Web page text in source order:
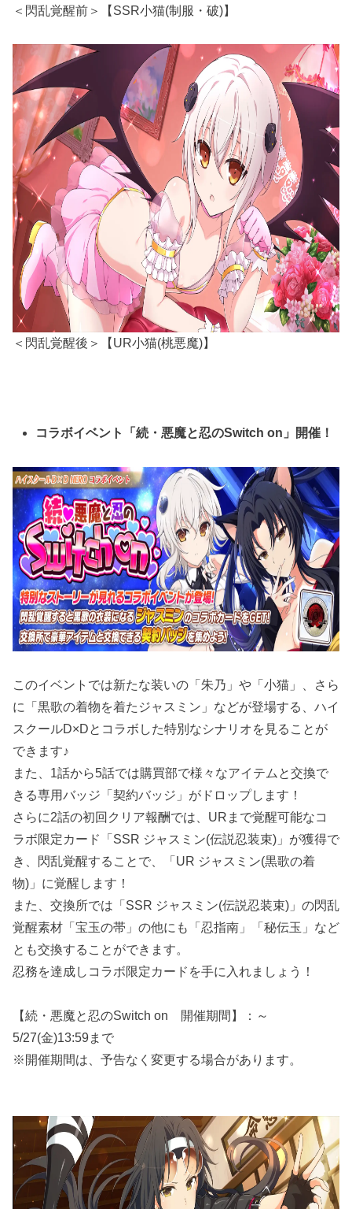
＜閃乱覚醒前＞【SSR小猫(制服・破)】
＜閃乱覚醒後＞【UR小猫(桃悪魔)】
コラボイベント「続・悪魔と忍のSwitch on」開催！
このイベントでは新たな装いの「朱乃」や「小猫」、さら
に「黒歌の着物を着たジャスミン」などが登場する、ハイ
スクールD×Dとコラボした特別なシナリオを見ることが
できます♪
また、1話から5話では購買部で様々なアイテムと交換で
きる専用バッジ「契約バッジ」がドロップします！
さらに2話の初回クリア報酬では、URまで覚醒可能なコ
ラボ限定カード「SSR ジャスミン(伝説忍装束)」が獲得で
き、閃乱覚醒することで、「UR ジャスミン(黒歌の着
物)」に覚醒します！
また、交換所では「SSR ジャスミン(伝説忍装束)」の閃乱
覚醒素材「宝玉の帯」の他にも「忍指南」「秘伝玉」など
とも交換することができます。
忍務を達成しコラボ限定カードを手に入れましょう！
【続・悪魔と忍のSwitch on 開催期間】：～
5/27(金)13:59まで
※開催期間は、予告なく変更する場合があります。